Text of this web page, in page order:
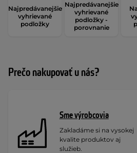
Najpredávanejšie
vyhrievané
podložky
Najpredávanejšie
vyhrievané
podložky -
porovnanie
Prečo nakupovať u nás?
Sme výrobcovia
Zakladáme si na vysokej
kvalite produktov aj
služieb.